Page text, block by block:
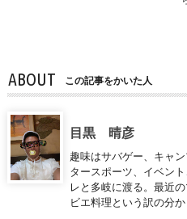
ABOUT この記事をかいた人
目黒 晴彦
趣味はサバゲー、キャ
タースポーツ、イベン
レと多岐に渡る。最近
ビエ料理という訳の分か